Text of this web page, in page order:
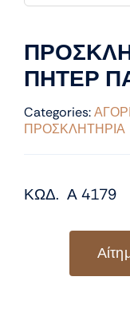
ΠΗΤΕΡ
Categories:ΑΓΟΡΙ
ΠΡΟΣΚΛΗΤΗΡΙΑ
ΚΩΔ. Α 4179